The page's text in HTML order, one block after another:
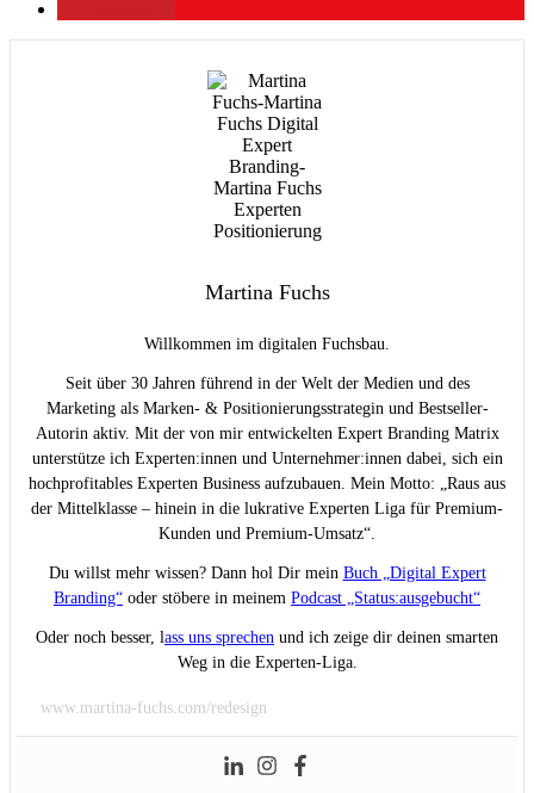
Martina Fuchs
Willkommen im digitalen Fuchsbau.
Seit über 30 Jahren führend in der Welt der Medien und des
Marketing als Marken- & Positionierungsstrategin und Bestseller-
Autorin aktiv. Mit der von mir entwickelten Expert Branding Matrix
unterstütze ich Experten:innen und Unternehmer:innen dabei, sich ein
hochprofitables Experten Business aufzubauen. Mein Motto: „Raus aus
der Mittelklasse – hinein in die lukrative Experten Liga für Premium-
Kunden und Premium-Umsatz“.
Du willst mehr wissen? Dann hol Dir mein Buch „Digital Expert
Branding“ oder stöbere in meinem Podcast „Status:ausgebucht“
Oder noch besser, lass uns sprechen und ich zeige dir deinen smarten
Weg in die Experten-Liga.
www.martina-fuchs.com/redesign